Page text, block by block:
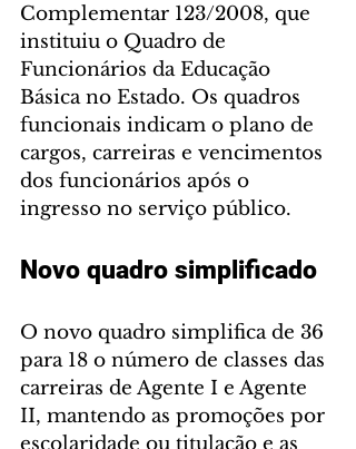
Complementar 123/2008, que
instituiu o Quadro de
Funcionários da Educação
Básica no Estado. Os quadros
funcionais indicam o plano de
cargos, carreiras e vencimentos
dos funcionários após o
ingresso no serviço público.
Novo quadro simplificado
O novo quadro simplifica de 36
para 18 o número de classes das
carreiras de Agente I e Agente
II, mantendo as promoções por
escolaridade ou titulação e as